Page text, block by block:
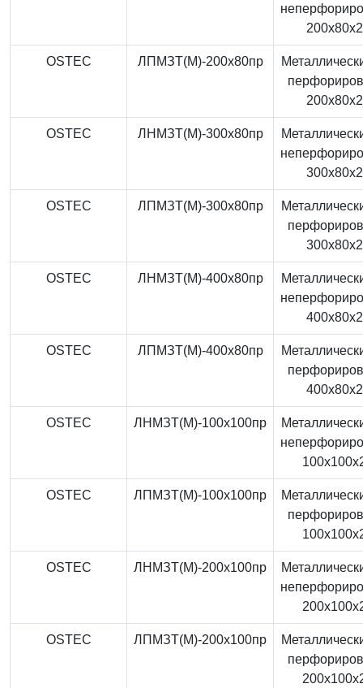
OSTEC ЛПМЗТ(М)-200x80пр
OSTEC ЛНМЗТ(М)-300x80пр
OSTEC ЛПМЗТ(М)-300x80пр
OSTEC ЛНМЗТ(М)-400x80пр
OSTEC ЛПМЗТ(М)-400x80пр
OSTEC ЛНМЗТ(М)-100x100пр
OSTEC ЛПМЗТ(М)-100x100пр
OSTEC ЛНМЗТ(М)-200x100пр
OSTEC ЛПМЗТ(М)-200x100пр